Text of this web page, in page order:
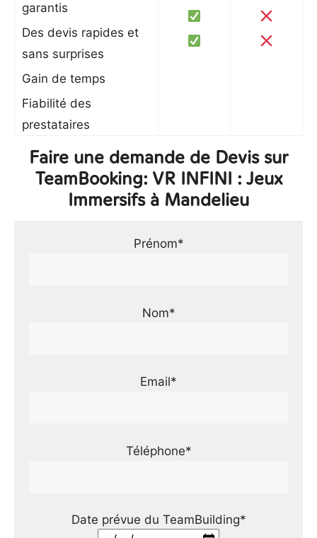
garantis
Des devis rapides et
sans surprises
Gain de temps
Fiabilité des
prestataires
Faire une demande de Devis sur
TeamBooking: VR INFINI : Jeux
Immersifs à Mandelieu
Prénom*
Nom*
Email*
Téléphone*
Date prévue du TeamBuilding*